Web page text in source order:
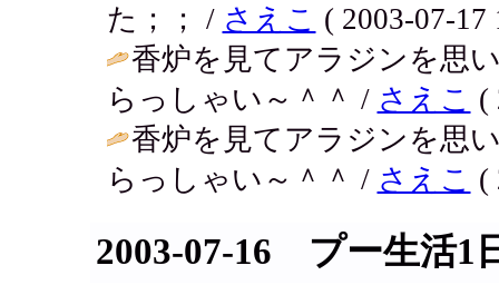
た；； / さえこ ( 2003-07-17
香炉を見てアラジンを思
らっしゃい～＾＾ / さえこ (
香炉を見てアラジンを思
らっしゃい～＾＾ / さえこ (
2003-07-16 プー生活1